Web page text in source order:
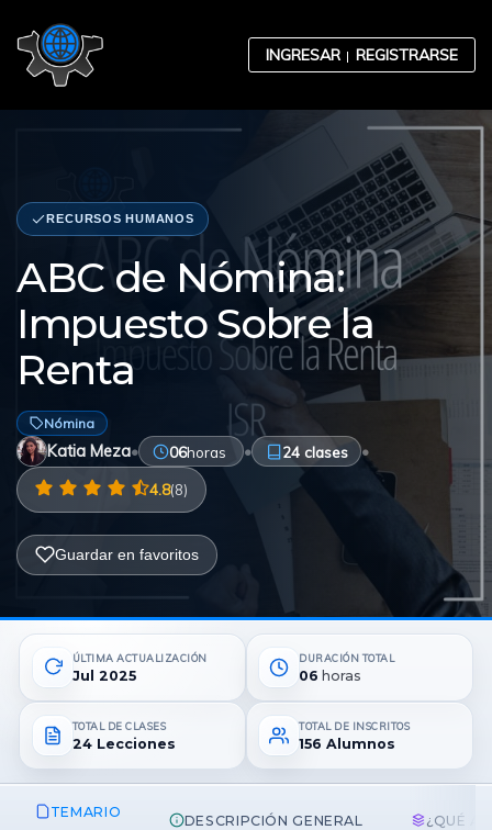
INGRESAR REGISTRARSE
Contabilidad
Desarrollo Organizacional
Ética Empresarial
Metodologías
Normas ISO
Normatividad Mexicana
RECURSOS HUMANOS
ABC de Nómina:
Impuesto Sobre la
Renta
Nómina
Katia Meza• 06horas • 24 clases •
4.8(8)
Guardar en favoritos
ÚLTIMA ACTUALIZACIÓN
Jul 2025
DURACIÓN TOTAL
06 horas
TOTAL DE CLASES
24 Lecciones
TOTAL DE INSCRITOS
156 Alumnos
TEMARIO DESCRIPCIÓN GENERAL ¿QUÉ